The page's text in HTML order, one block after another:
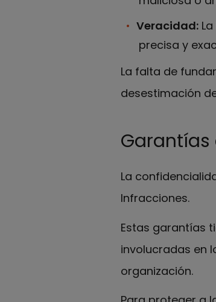
Veracidad:La
precisa y
La falta de
desestimación
Garantías
La
Infracciones.
Estas garantías
involucradas en
organización.